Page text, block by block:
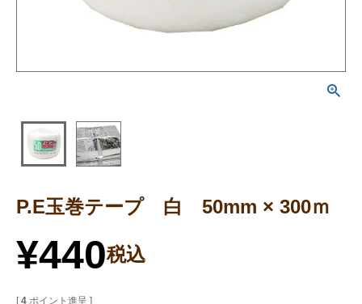
P.E玉巻テープ 白 50mm × 300ｍ
¥440税込
[ 4 ポイント進呈 ]